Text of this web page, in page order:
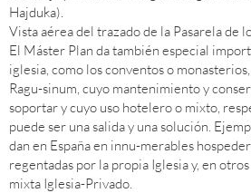
Hajduka).
Vista aérea del trazado de la Pasarela de
El Máster Plan da también especial
iglesia, como los conventos o
Ragu-sinum, cuyo mantenimiento y
soportar y cuyo uso hotelero o mixto,
puede ser una salida y una solución.
dan en España en innu-merables
regentadas por la propia Iglesia y, en
mixta Iglesia-Privado.